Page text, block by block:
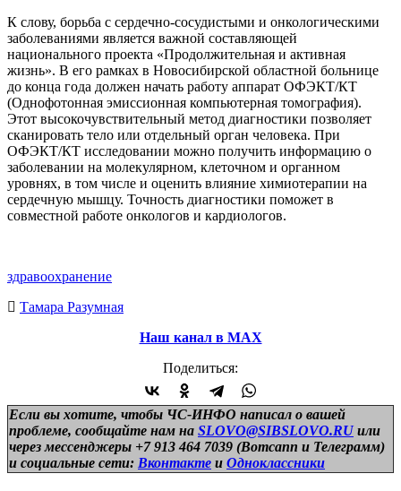
К слову, борьба с сердечно-сосудистыми и онкологическими
заболеваниями является важной составляющей
национального проекта «Продолжительная и активная
жизнь». В его рамках в Новосибирской областной больнице
до конца года должен начать работу аппарат ОФЭКТ/КТ
(Однофотонная эмиссионная компьютерная томография).
Этот высокочувствительный метод диагностики позволяет
сканировать тело или отдельный орган человека. При
ОФЭКТ/КТ исследовании можно получить информацию о
заболевании на молекулярном, клеточном и органном
уровнях, в том числе и оценить влияние химиотерапии на
сердечную мышцу. Точность диагностики поможет в
совместной работе онкологов и кардиологов.
здравоохранение
Тамара Разумная
Наш канал в МАХ
Поделиться:
Если вы хотите, чтобы ЧС-ИНФО написал о вашей
проблеме, сообщайте нам на SLOVO@SIBSLOVO.RU или
через мессенджеры +7 913 464 7039 (Вотсапп и Телеграмм)
и социальные сети: Вконтакте и Одноклассники